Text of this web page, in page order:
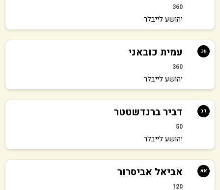
360
יהושע לייבלר
עמית כובאני
360
יהושע לייבלר
עכ
דביר ברנדשטטר
50
יהושע לייבלר
דב
אביאל אביסרור
120
אא